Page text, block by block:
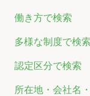
働き方で検索
多様な制度で検索
認定区分で検索
所在地・会社名